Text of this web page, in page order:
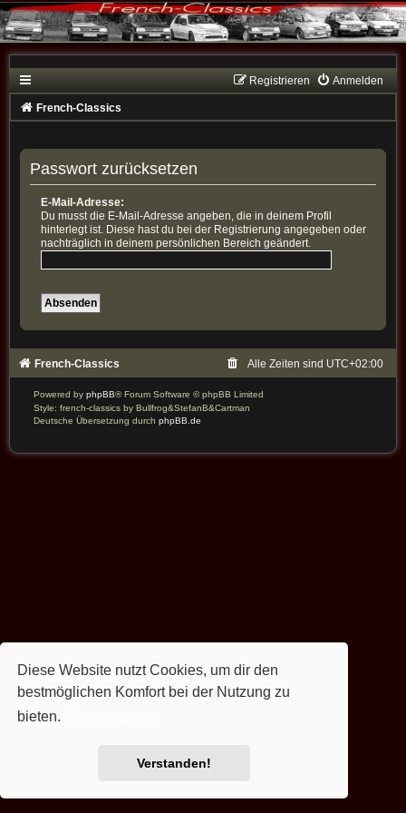
Diese Website nutzt Cookies, um dir den
bestmöglichen Komfort bei der Nutzung zu
bieten.
Verstanden!
Anmelden
Registrieren
French-Classics
Passwort zurücksetzen
E-Mail-Adresse:
Du musst die E-Mail-Adresse angeben, die in deinem Profil
hinterlegt ist. Diese hast du bei der Registrierung angegeben oder
nachträglich in deinem persönlichen Bereich geändert.
French-Classics Alle Zeiten sind UTC+02:00
Powered by phpBB® Forum Software © phpBB Limited
Style: french-classics by Bullfrog&StefanB&Cartman
Deutsche Übersetzung durch phpBB.de